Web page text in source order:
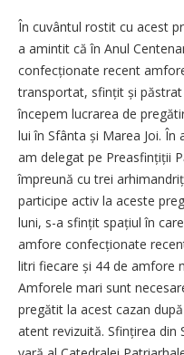
În cuvântul rostit cu acest
a amintit că în Anul
confecționate recent
transportat, sfințit și păstrat
începem lucrarea de
lui în Sfânta și Marea Joi.
am delegat pe Preasfințiții
împreună cu trei
participe activ la aceste
luni, s-a sfințit spațiul în
amfore confecționate
litri fiecare și 44 de amfore
Amforele mari sunt
pregătit la acest cazan
atent revizuită. Sfințirea din